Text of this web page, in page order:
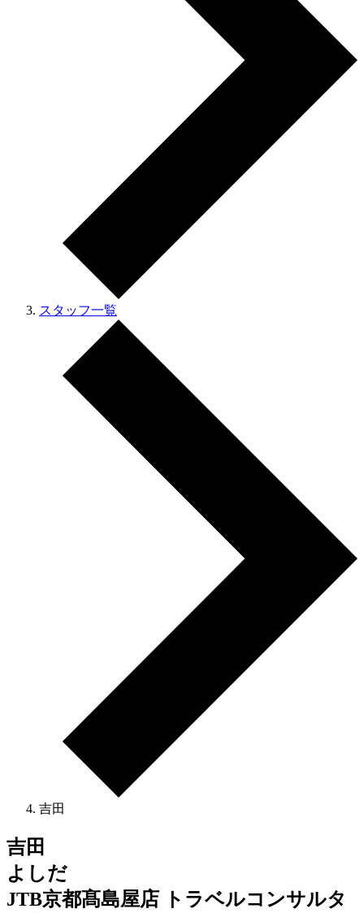
スタッフ一覧
吉田
吉田
よしだ
JTB京都髙島屋店 トラベルコンサルタ